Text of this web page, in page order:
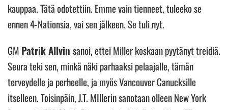
kauppaa. Tätä odotettiin. Emme vain tienneet, tuleeko se
ennen 4-Nationsia, vai sen jälkeen. Se tuli nyt.
GM Patrik Allvin sanoi, ettei Miller koskaan pyytänyt treidiä.
Seura teki sen, minkä näki parhaaksi pelaajalle, tämän
terveydelle ja perheelle, ja myös Vancouver Canucksille
itselleen. Toisinpäin, J.T. MIllerin sanotaan olleen New York